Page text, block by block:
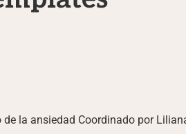
la ansiedad Coordinado por